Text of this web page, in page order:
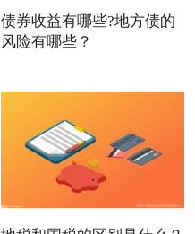
债券收益有哪些?地方债的
风险有哪些？